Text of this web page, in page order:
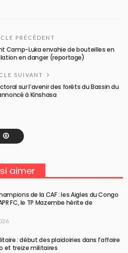
PRÉCÉDENT
Camp-Luka envahie de bouteilles en
en danger (reportage)
SUIVANT
sur l’avenir des forêts du Bassin du
à Kinshasa
aimer
de la CAF : les Aigles du Congo
FC, le TP Mazembe hérite de
: début des plaidoiries dans l’affaire
et treize militaires